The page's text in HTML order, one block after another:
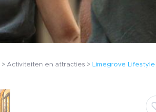
Activiteiten en attracties Limegrove